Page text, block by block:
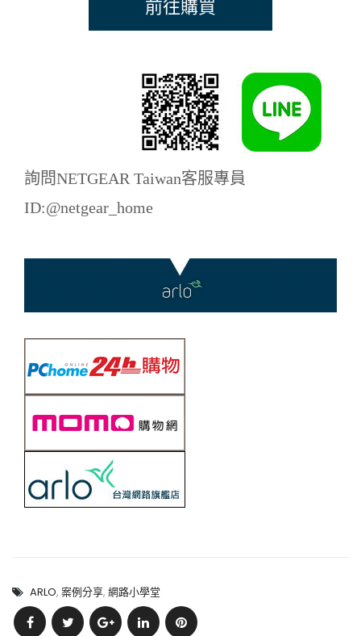
前往購買
詢問NETGEAR Taiwan客服專員
ID:@netgear_home
ARLO, 案例分享, 網路小學堂